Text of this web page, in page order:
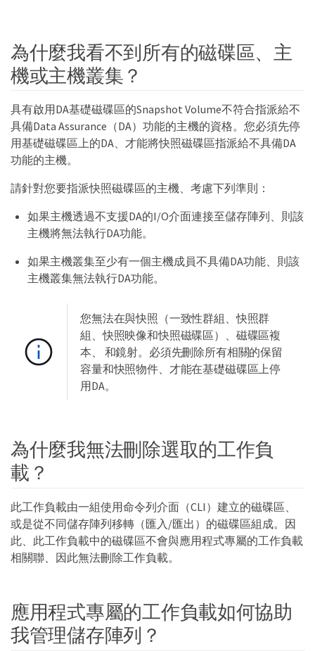
為什麼我看不到所有的磁碟區、主
機或主機叢集？
具有啟用DA基礎磁碟區的Snapshot Volume不符合指派給不
具備Data Assurance（DA）功能的主機的資格。您必須先停
用基礎磁碟區上的DA、才能將快照磁碟區指派給不具備DA
功能的主機。
請針對您要指派快照磁碟區的主機、考慮下列準則：
如果主機透過不支援DA的I/O介面連接至儲存陣列、則該
主機將無法執行DA功能。
如果主機叢集至少有一個主機成員不具備DA功能、則該
主機叢集無法執行DA功能。
您無法在與快照（一致性群組、快照群
組、快照映像和快照磁碟區）、磁碟區複
本、 和鏡射。必須先刪除所有相關的保留
容量和快照物件、才能在基礎磁碟區上停
用DA。
為什麼我無法刪除選取的工作負
載？
此工作負載由一組使用命令列介面（CLI）建立的磁碟區、
或是從不同儲存陣列移轉（匯入/匯出）的磁碟區組成。因
此、此工作負載中的磁碟區不會與應用程式專屬的工作負載
相關聯、因此無法刪除工作負載。
應用程式專屬的工作負載如何協助
我管理儲存陣列？